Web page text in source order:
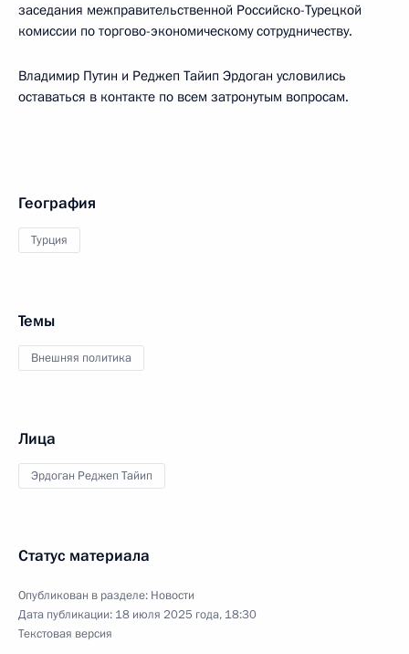
заседания межправительственной Российско-Турецкой
комиссии по торгово-экономическому сотрудничеству.
Владимир Путин и Реджеп Тайип Эрдоган условились
оставаться в контакте по всем затронутым вопросам.
География
Турция
Темы
Внешняя политика
Лица
Эрдоган Реджеп Тайип
Статус материала
Опубликован в разделе: Новости
Дата публикации: 18 июля 2025 года, 18:30
Текстовая версия